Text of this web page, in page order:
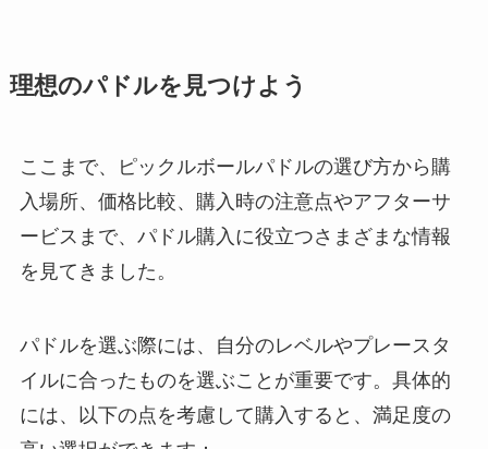
理想のパドルを見つけよう
ここまで、ピックルボールパドルの選び方から購
入場所、価格比較、購入時の注意点やアフターサ
ービスまで、パドル購入に役立つさまざまな情報
を見てきました。
パドルを選ぶ際には、自分のレベルやプレースタ
イルに合ったものを選ぶことが重要です。具体的
には、以下の点を考慮して購入すると、満足度の